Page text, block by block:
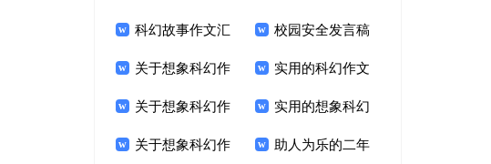
文汇编6篇 编8篇
科幻故事作文汇
编十篇
校园安全发言稿
关于想象科幻作
文集合5篇
实用的科幻作文
集合七篇
关于想象科幻作
文集锦6篇
实用的想象科幻
作文集合7篇
关于想象科幻作 助人为乐的二年